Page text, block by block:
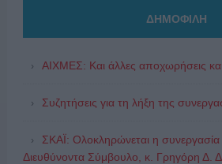
ΔΗΜΟΦΙΛΗ
ΑΙΧΜΕΣ: Και άλλες αποχωρήσεις
Συζητήσεις για τη λήξη της
ΣΚΑΪ: Ολοκληρώνεται η
Διευθύνοντα Σύμβουλο, κ. Γρηγόρη Δ.